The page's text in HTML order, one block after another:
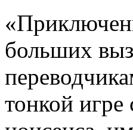
больших
тонкой